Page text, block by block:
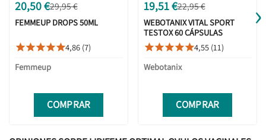
20,50 €29,95 €
FEMMEUP DROPS 50ML
4,86 (7)
Femmeup
COMPRAR
19,51 €22,95 €
WEBOTANIX VITAL SPORT
TESTOX 60 CÁPSULAS
4,55 (11)
Webotanix
COMPRAR
›